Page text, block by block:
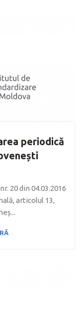
periodică
20 din 04.03.2016
articolul 13,